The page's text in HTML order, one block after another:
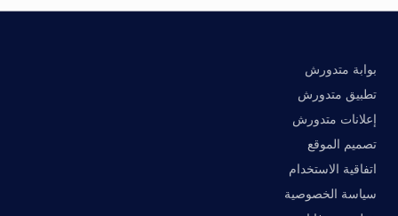
بوابة متدورش
تطبيق متدورش
إعلانات متدورش
تصميم الموقع
اتفاقية الاستخدام
سياسة الخصوصية